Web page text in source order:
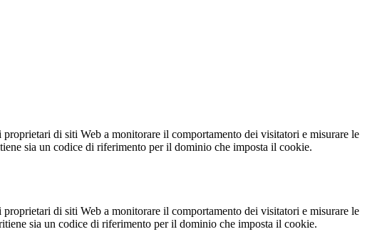
di siti Web a monitorare il comportamento dei visitatori e misurare le
sia un codice di riferimento per il dominio che imposta il cookie.
di siti Web a monitorare il comportamento dei visitatori e misurare le
sia un codice di riferimento per il dominio che imposta il cookie.